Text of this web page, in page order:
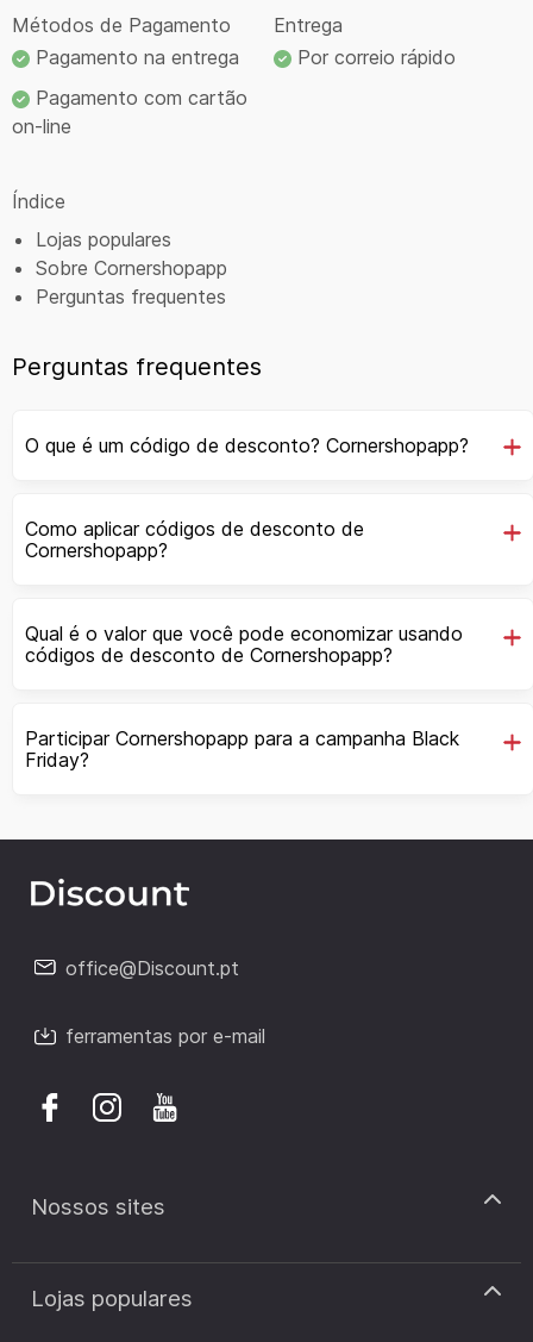
Métodos de Pagamento
Pagamento na entrega
Pagamento com cartão
on-line
Entrega
Por correio rápido
Índice
Lojas populares
Sobre Cornershopapp
Perguntas frequentes
Perguntas frequentes
O que é um código de desconto? Cornershopapp?
Como aplicar códigos de desconto de
Cornershopapp?
Qual é o valor que você pode economizar usando
códigos de desconto de Cornershopapp?
Participar Cornershopapp para a campanha Black
Friday?
office@Discount.pt
ferramentas por e-mail
Nossos sites
discount.pt
discount.sk
Lojas populares